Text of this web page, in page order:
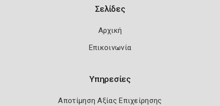
Σελίδες
Αρχική
Επικοινωνία
Υπηρεσίες
Αποτίμηση Αξίας Επιχείρησης